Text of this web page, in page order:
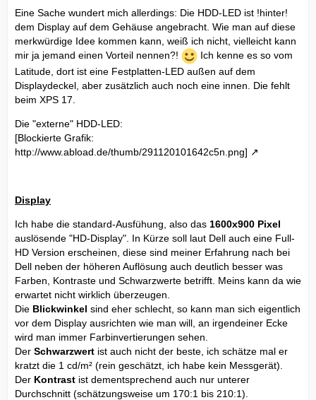
Eine Sache wundert mich allerdings: Die HDD-LED ist !hinter!
dem Display auf dem Gehäuse angebracht. Wie man auf diese
merkwürdige Idee kommen kann, weiß ich nicht, vielleicht kann
mir ja jemand einen Vorteil nennen?!
Ich kenne es so vom
Latitude, dort ist eine Festplatten-LED außen auf dem
Displaydeckel, aber zusätzlich auch noch eine innen. Die fehlt
beim XPS 17.
Die "externe" HDD-LED:
[Blockierte Grafik:
http://www.abload.de/thumb/291120101642c5n.png]
Display
Ich habe die standard-Ausfühung, also das 1600x900 Pixel
auslösende "HD-Display". In Kürze soll laut Dell auch eine Full-
HD Version erscheinen, diese sind meiner Erfahrung nach bei
Dell neben der höheren Auflösung auch deutlich besser was
Farben, Kontraste und Schwarzwerte betrifft. Meins kann da wie
erwartet nicht wirklich überzeugen.
Die Blickwinkel sind eher schlecht, so kann man sich eigentlich
vor dem Display ausrichten wie man will, an irgendeiner Ecke
wird man immer Farbinvertierungen sehen.
Der Schwarzwert ist auch nicht der beste, ich schätze mal er
kratzt die 1 cd/m² (rein geschätzt, ich habe kein Messgerät).
Der Kontrast ist dementsprechend auch nur unterer
Durchschnitt (schätzungsweise um 170:1 bis 210:1).